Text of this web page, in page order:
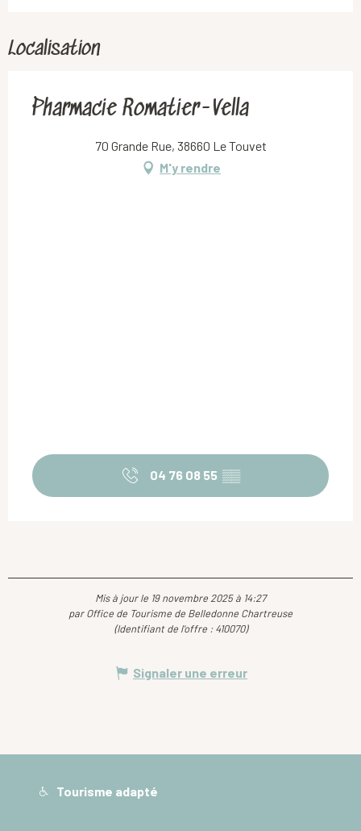
Localisation
Pharmacie Romatier-Vella
70 Grande Rue, 38660 Le Touvet
M'y rendre
04 76 08 55 ▒▒
Mis à jour le 19 novembre 2025 à 14:27
par Office de Tourisme de Belledonne Chartreuse
(Identifiant de l'offre : 410070)
Signaler une erreur
Tourisme adapté